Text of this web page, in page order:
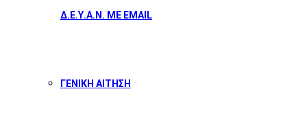
Δ.Ε.Υ.Α.Ν. ΜΕ EMAIL
ΓΕΝΙΚΗ ΑΙΤΗΣΗ